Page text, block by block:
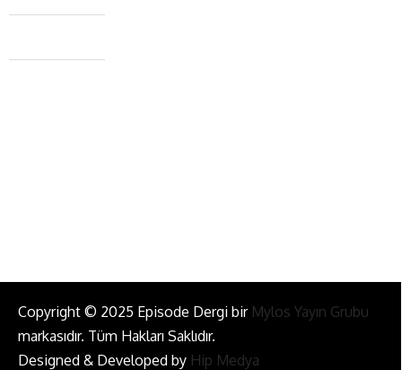
Caferağa Mah. Dr. Şakir Paşa Sok. No3/A Kadıköy İstanbul
+90 543 345 46 00
Copyright © 2025 Episode Dergi bir Mylos Yayın Grubu
markasıdır. Tüm Hakları Saklıdır.
Designed & Developed by Hip Medya